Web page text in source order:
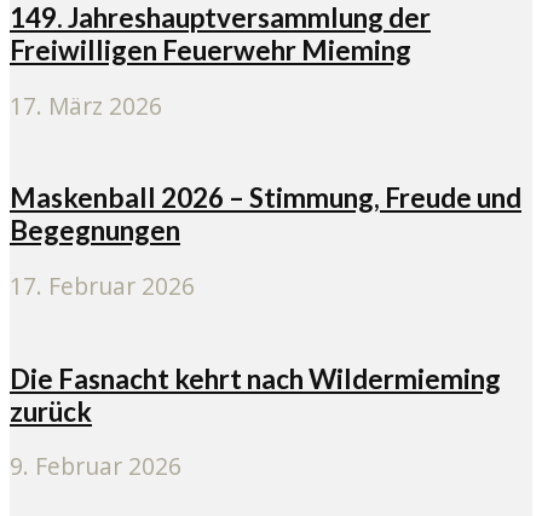
149. Jahreshauptversammlung der
Freiwilligen Feuerwehr Mieming
17. März 2026
Maskenball 2026 – Stimmung, Freude und
Begegnungen
17. Februar 2026
Die Fasnacht kehrt nach Wildermieming
zurück
9. Februar 2026